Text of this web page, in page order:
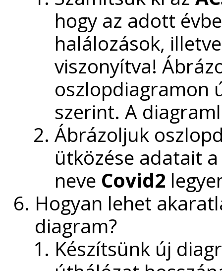
hogy az adott
halálozások,
viszonyítva!
oszlopdiagramon
szerint. A
Ábrázoljuk
ütközése adatait
neve Covid2
Hogyan lehet
diagram?
Készítsünk új